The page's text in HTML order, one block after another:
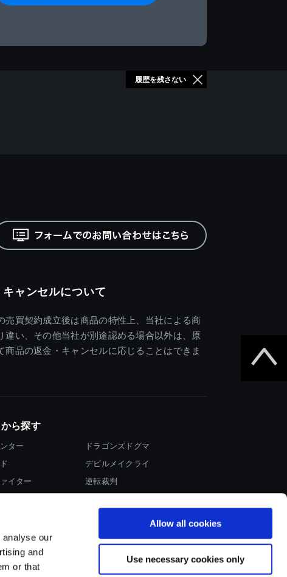
analyse our
and
or that
Allow all cookies
Use necessary cookies only
履歴を残さない
ャンセルについて
売買契約成立後は商品の特性上、当社による商
違い、その他当社が別途認める場合以外は、原
商品の返金・キャンセルに応じることはできま
ら探す
ター
イター
ドラゴンズドグマ
デビルメイクライ
逆転裁判